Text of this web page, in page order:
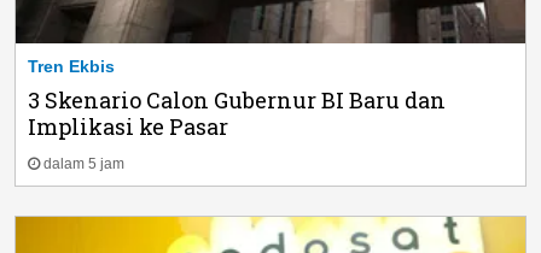
Tren Ekbis
3 Skenario Calon Gubernur BI Baru dan
Implikasi ke Pasar
dalam 5 jam